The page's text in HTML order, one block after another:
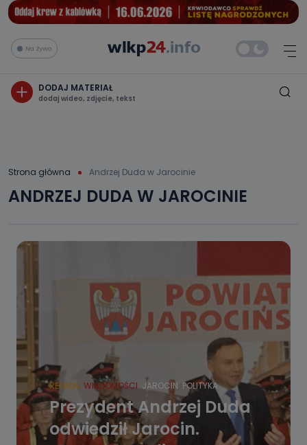
Na żywo
DODAJ MATERIAŁ
dodaj wideo, zdjęcie, tekst
Strona główna Andrzej Duda w Jarocinie
ANDRZEJ DUDA W JAROCINIE
REGION WIADOMOŚCI JAROCIN POLITYKA
Prezydent Andrzej Duda
odwiedził Jarocin.